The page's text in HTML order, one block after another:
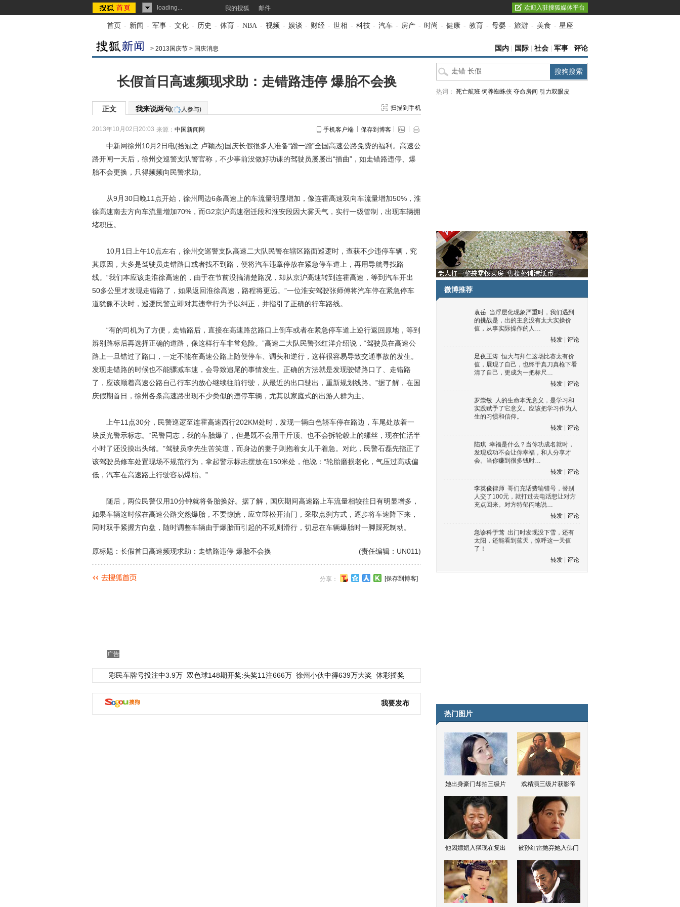
loading... 我的搜狐 邮件 欢迎入驻搜狐媒体平台
首页 - 新闻 - 军事 - 文化 - 历史 - 体育 - NBA - 视频 - 娱谈 - 财经 - 世相 - 科技 - 汽车 - 房产 - 时尚 - 健康 - 教育 - 母婴 - 旅游 - 美食 - 星座
> 2013国庆节 > 国庆消息 国内 国际 社会 军事 评论
长假首日高速频现求助：走错路违停 爆胎不会换
正文 我来说两句( 人参与) 扫描到手机
2013年10月02日20:03 来源： 中国新闻网 手机客户端 保存到博客
中新网徐州10月2日电(拾冠之 卢颖杰)国庆长假很多人准备“蹭一蹭”全国高速公路免费的福利。高速公
路开闸一天后，徐州交巡警支队警官称，不少事前没做好功课的驾驶员屡屡出“插曲”，如走错路违停、爆
胎不会更换，只得频频向民警求助。
从9月30日晚11点开始，徐州周边6条高速上的车流量明显增加，像连霍高速双向车流量增加50%，淮
徐高速南去方向车流量增加70%，而G2京沪高速宿迁段和淮安段因大雾天气，实行一级管制，出现车辆拥
堵积压。
10月1日上午10点左右，徐州交巡警支队高速二大队民警在辖区路面巡逻时，查获不少违停车辆，究
其原因，大多是驾驶员走错路口或者找不到路，便将汽车违章停放在紧急停车道上，再用导航寻找路
线。“我们本应该走淮徐高速的，由于在节前没搞清楚路况，却从京沪高速转到连霍高速，等到汽车开出
50多公里才发现走错路了，如果返回淮徐高速，路程将更远。”一位淮安驾驶张师傅将汽车停在紧急停车
道犹豫不决时，巡逻民警立即对其违章行为予以纠正，并指引了正确的行车路线。
“有的司机为了方便，走错路后，直接在高速路岔路口上倒车或者在紧急停车道上逆行返回原地，等到
辨别路标后再选择正确的道路，像这样行车非常危险。”高速二大队民警张红洋介绍说，“驾驶员在高速公
路上一旦错过了路口，一定不能在高速公路上随便停车、调头和逆行，这样很容易导致交通事故的发生。
发现走错路的时候也不能骤减车速，会导致追尾的事情发生。正确的方法就是发现驶错路口了、走错路
了，应该顺着高速公路自己行车的放心继续往前行驶，从最近的出口驶出，重新规划线路。”据了解，在国
庆假期首日，徐州各条高速路出现不少类似的违停车辆，尤其以家庭式的出游人群为主。
上午11点30分，民警巡逻至连霍高速西行202KM处时，发现一辆白色轿车停在路边，车尾处放着一
块反光警示标志。“民警同志，我的车胎爆了，但是既不会用千斤顶、也不会拆轮毂上的螺丝，现在忙活半
小时了还没摸出头绪。”驾驶员李先生苦笑道，而身边的妻子则抱着女儿干着急。对此，民警石磊先指正了
该驾驶员修车处置现场不规范行为，拿起警示标志摆放在150米处，他说：“轮胎磨损老化，气压过高或偏
低，汽车在高速路上行驶容易爆胎。”
随后，两位民警仅用10分钟就将备胎换好。据了解，国庆期间高速路上车流量相较往日有明显增多，
如果车辆这时候在高速公路突然爆胎，不要惊慌，应立即松开油门，采取点刹方式，逐步将车速降下来，
同时双手紧握方向盘，随时调整车辆由于爆胎而引起的不规则滑行，切忌在车辆爆胎时一脚踩死制动。
(责任编辑：UN011)
原标题：长假首日高速频现求助：走错路违停 爆胎不会换
分享： [保存到博客]
广告
彩民车牌号投注中3.9万 双色球148期开奖:头奖11注666万 徐州小伙中得639万大奖 体彩摇奖
我要发布
热词： 死亡航班 饲养蜘蛛侠 夺命房间 引力双眼皮
微博推荐
袁岳 当浮层化现象严重时，我们遇到
的挑战是，出的主意没有太大实操价
值，从事实际操作的人…
转发
评论
足夜王涛 恒大与拜仁这场比赛太有价
值，展现了自己，也终于真刀真枪下看
清了自己，更成为一把标尺…
转发
评论
罗崇敏 人的生命本无意义，是学习和
实践赋予了它意义。应该把学习作为人
生的习惯和信仰。
转发
评论
陆琪 幸福是什么？当你功成名就时，
发现成功不会让你幸福，和人分享才
会。当你赚到很多钱时…
转发
评论
李英俊律师 哥们充话费输错号，替别
人交了100元，就打过去电话想让对方
充点回来。对方特郁闷地说…
转发
评论
急诊科于莺 出门时发现没下雪，还有
太阳，还能看到蓝天，惊呼这一天值
了！
转发
评论
热门图片
她出身豪门却拍三级片 戏精演三级片获影帝
他因嫖娼入狱现在复出 被孙红雷抛弃她入佛门